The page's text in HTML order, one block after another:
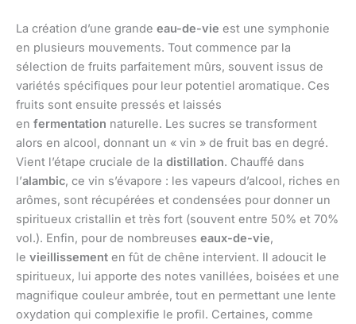
La création d’une grande eau-de-vie est une symphonie
en plusieurs mouvements. Tout commence par la
sélection de fruits parfaitement mûrs, souvent issus de
variétés spécifiques pour leur potentiel aromatique. Ces
fruits sont ensuite pressés et laissés
en fermentation naturelle. Les sucres se transforment
alors en alcool, donnant un « vin » de fruit bas en degré.
Vient l’étape cruciale de la distillation. Chauffé dans
l’alambic, ce vin s’évapore : les vapeurs d’alcool, riches en
arômes, sont récupérées et condensées pour donner un
spiritueux cristallin et très fort (souvent entre 50% et 70%
vol.). Enfin, pour de nombreuses eaux-de-vie,
le vieillissement en fût de chêne intervient. Il adoucit le
spiritueux, lui apporte des notes vanillées, boisées et une
magnifique couleur ambrée, tout en permettant une lente
oxydation qui complexifie le profil. Certaines, comme